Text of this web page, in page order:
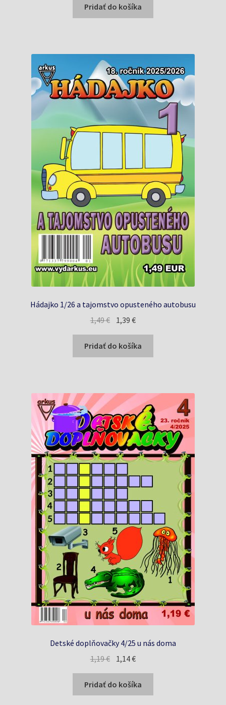
bola:
1,29 €.
je:
1,14 €.
Pridať do košíka
Hádajko 1/26 a tajomstvo opusteného autobusu
1,49€ Pôvodná
bola:
1,49 €.
1,39€Aktuálna
je:
1,39 €.
Pridať do košíka
Detské doplňovačky 4/25 u nás doma
1,19€ Pôvodná
bola:
1,19 €.
1,14€Aktuálna
je:
1,14 €.
Pridať do košíka